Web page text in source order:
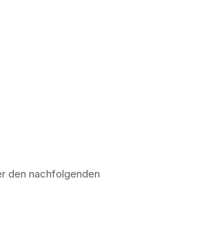
den nachfolgenden